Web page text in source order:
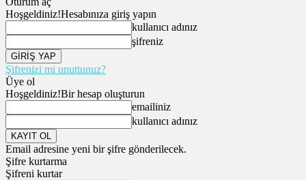
Hoşgeldiniz!Hesabınıza giriş yapın
kullanıcı adınız
şifreniz
Şifrenizi mi unuttunuz?
Üye ol
Hoşgeldiniz!Bir hesap oluşturun
emailiniz
kullanıcı adınız
Email adresine yeni bir şifre gönderilecek.
Şifre kurtarma
Şifreni kurtar